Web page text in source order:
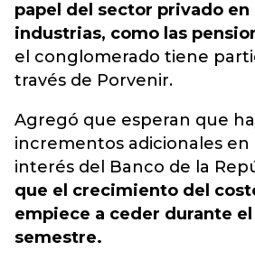
papel del sector privado
industrias, como las
el conglomerado tiene
través de Porvenir.
Agregó que esperan que
incrementos adicionales en
interés del Banco de la
que el crecimiento del
empiece a ceder durante
semestre.